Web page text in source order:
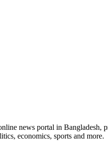
news portal in Bangladesh,
economics, sports and more.